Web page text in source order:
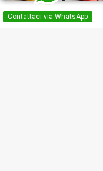
Contattaci via WhatsApp